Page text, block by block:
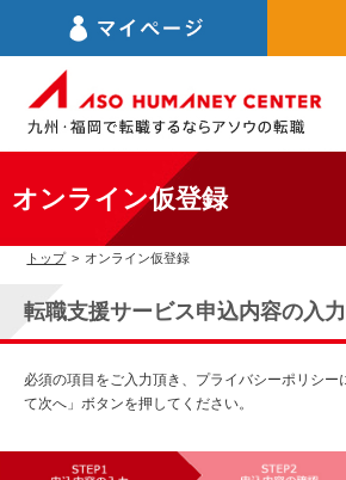
オンライン仮登録
トップ > オンライン仮登録
転職支援サービス申込内容の入力
必須の項目をご入力頂き、プライバシーポリシー
て次へ」ボタンを押してください。